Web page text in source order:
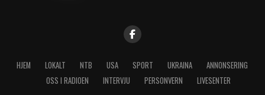
HJEM LOKALT NTB USA SPORT UKRAINA
ANNONSERING
OSS I RADIOEN
INTERVJU PERSONVERN LIVESENTER